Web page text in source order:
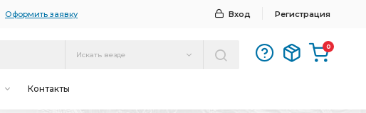
Оформить заявку Вход Регистрация
Искать везде
0
Контакты